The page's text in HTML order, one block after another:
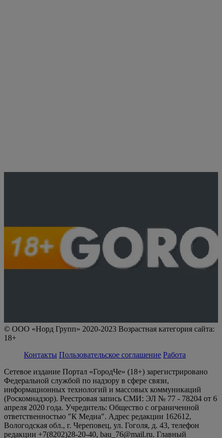
© ООО «Норд Групп» 2020-2023 Возрастная категория сайта:
18+
Контакты Пользовательское соглашение Работа
Сетевое издание Портал «ГородЧе» (18+) зарегистрировано
Федеральной службой по надзору в сфере связи,
информационных технологий и массовых коммуникаций
(Роскомнадзор). Реестровая запись СМИ: ЭЛ № 77 - 78204 от 6
апреля 2020 года. Учредитель: Общество с ограниченной
ответственностью "К Медиа". Адрес редакции 162612,
Вологодская обл., г. Череповец, ул. Гоголя, д. 43, телефон
редакции +7(8202)28-20-40, bau_76@mail.ru. Главный